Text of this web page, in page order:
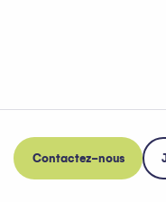
Contactez-nous